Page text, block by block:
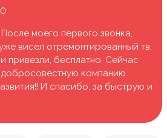
моего первого звонка,
висел отремонтированный тв.
привезли, бесплатно. Сейчас
добросовестную компанию.
И спасибо, за быструю и